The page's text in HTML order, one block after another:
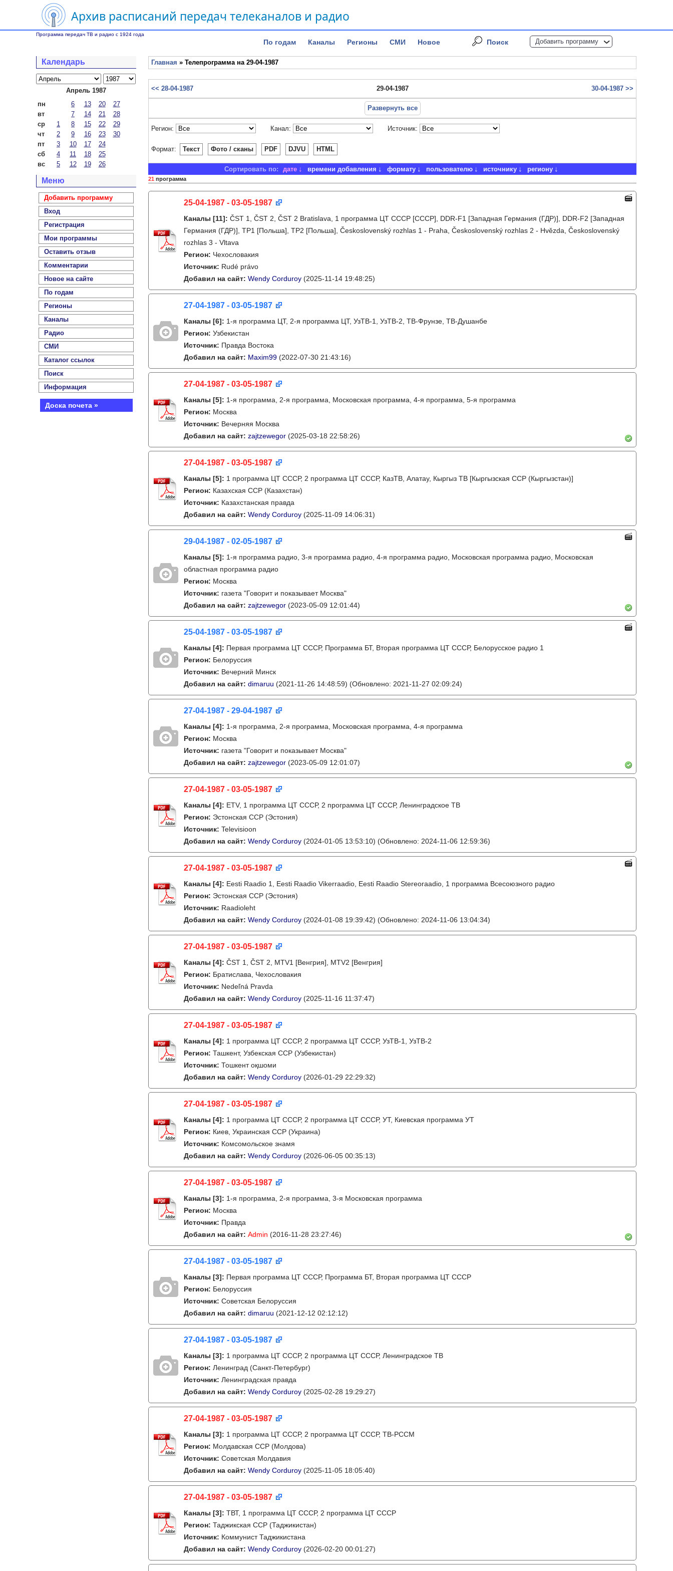
Архив расписаний передач телеканалов и радио
Программа передач ТВ и радио с 1924 года
По годам Каналы Регионы СМИ Новое Поиск Добавить программу
Календарь
Апрель 1987
пн
6 13 20
27
вт
7 14 21
28
ср
1 8 15 22
29
чт
2 9 16 23
30
пт
3 10 17
24
сб
4 11 18
25
вс
5 12 19 26
Меню
Добавить программу
Вход
Регистрация
Мои программы
Оставить отзыв
Комментарии
Новое на сайте
По годам
Регионы
Каналы
Радио
СМИ
Каталог ссылок
Поиск
Информация
Доска почета »
Главная » Телепрограмма на 29-04-1987
<< 28-04-1987 29-04-1987 30-04-1987 >>
Развернуть все
Регион: Канал: Источник:
Формат: Текст Фото / сканы PDF DJVU HTML
Сортировать по: дате времени добавления формату пользователю источнику региону
21 программа
25-04-1987 - 03-05-1987
Каналы [11]: ČST 1, ČST 2, ČST 2 Bratislava, 1 программа ЦТ СССР [СССР], DDR-F1 [Западная Германия (ГДР)], DDR-F2 [Западная
Германия (ГДР)], TP1 [Польша], TP2 [Польша], Československý rozhlas 1 - Praha, Československý rozhlas 2 - Hvězda, Československý
rozhlas 3 - Vltava
Регион: Чехословакия
Источник: Rudé právo
Добавил на сайт: Wendy Corduroy (2025-11-14 19:48:25)
27-04-1987 - 03-05-1987
Каналы [6]: 1-я программа ЦТ, 2-я программа ЦТ, УзТВ-1, УзТВ-2, ТВ-Фрунзе, ТВ-Душанбе
Регион: Узбекистан
Источник: Правда Востока
Добавил на сайт: Maxim99 (2022-07-30 21:43:16)
27-04-1987 - 03-05-1987
Каналы [5]: 1-я программа, 2-я программа, Московская программа, 4-я программа, 5-я программа
Регион: Москва
Источник: Вечерняя Москва
Добавил на сайт: zajtzewegor (2025-03-18 22:58:26)
27-04-1987 - 03-05-1987
Каналы [5]: 1 программа ЦТ СССР, 2 программа ЦТ СССР, КазТВ, Алатау, Кыргыз ТВ [Кыргызская ССР (Кыргызстан)]
Регион: Казахская ССР (Казахстан)
Источник: Казахстанская правда
Добавил на сайт: Wendy Corduroy (2025-11-09 14:06:31)
29-04-1987 - 02-05-1987
Каналы [5]: 1-я программа радио, 3-я программа радио, 4-я программа радио, Московская программа радио, Московская
областная программа радио
Регион: Москва
Источник: газета "Говорит и показывает Москва"
Добавил на сайт: zajtzewegor (2023-05-09 12:01:44)
25-04-1987 - 03-05-1987
Каналы [4]: Первая программа ЦТ СССР, Программа БТ, Вторая программа ЦТ СССР, Белорусское радио 1
Регион: Белоруссия
Источник: Вечерний Минск
Добавил на сайт: dimaruu (2021-11-26 14:48:59) (Обновлено: 2021-11-27 02:09:24)
27-04-1987 - 29-04-1987
Каналы [4]: 1-я программа, 2-я программа, Московская программа, 4-я программа
Регион: Москва
Источник: газета "Говорит и показывает Москва"
Добавил на сайт: zajtzewegor (2023-05-09 12:01:07)
27-04-1987 - 03-05-1987
Каналы [4]: ETV, 1 программа ЦТ СССР, 2 программа ЦТ СССР, Ленинградское ТВ
Регион: Эстонская ССР (Эстония)
Источник: Televisioon
Добавил на сайт: Wendy Corduroy (2024-01-05 13:53:10) (Обновлено: 2024-11-06 12:59:36)
27-04-1987 - 03-05-1987
Каналы [4]: Eesti Raadio 1, Eesti Raadio Vikerraadio, Eesti Raadio Stereoraadio, 1 программа Всесоюзного радио
Регион: Эстонская ССР (Эстония)
Источник: Raadioleht
Добавил на сайт: Wendy Corduroy (2024-01-08 19:39:42) (Обновлено: 2024-11-06 13:04:34)
27-04-1987 - 03-05-1987
Каналы [4]: ČST 1, ČST 2, MTV1 [Венгрия], MTV2 [Венгрия]
Регион: Братислава, Чехословакия
Источник: Nedeľná Pravda
Добавил на сайт: Wendy Corduroy (2025-11-16 11:37:47)
27-04-1987 - 03-05-1987
Каналы [4]: 1 программа ЦТ СССР, 2 программа ЦТ СССР, УзТВ-1, УзТВ-2
Регион: Ташкент, Узбекская ССР (Узбекистан)
Источник: Тошкент оқшоми
Добавил на сайт: Wendy Corduroy (2026-01-29 22:29:32)
27-04-1987 - 03-05-1987
Каналы [4]: 1 программа ЦТ СССР, 2 программа ЦТ СССР, УТ, Киевская программа УТ
Регион: Киев, Украинская ССР (Украина)
Источник: Комсомольское знамя
Добавил на сайт: Wendy Corduroy (2026-06-05 00:35:13)
27-04-1987 - 03-05-1987
Каналы [3]: 1-я программа, 2-я программа, 3-я Московская программа
Регион: Москва
Источник: Правда
Добавил на сайт: Admin (2016-11-28 23:27:46)
27-04-1987 - 03-05-1987
Каналы [3]: Первая программа ЦТ СССР, Программа БТ, Вторая программа ЦТ СССР
Регион: Белоруссия
Источник: Советская Белоруссия
Добавил на сайт: dimaruu (2021-12-12 02:12:12)
27-04-1987 - 03-05-1987
Каналы [3]: 1 программа ЦТ СССР, 2 программа ЦТ СССР, Ленинградское ТВ
Регион: Ленинград (Санкт-Петербург)
Источник: Ленинградская правда
Добавил на сайт: Wendy Corduroy (2025-02-28 19:29:27)
27-04-1987 - 03-05-1987
Каналы [3]: 1 программа ЦТ СССР, 2 программа ЦТ СССР, ТВ-РССМ
Регион: Молдавская ССР (Молдова)
Источник: Советская Молдавия
Добавил на сайт: Wendy Corduroy (2025-11-05 18:05:40)
27-04-1987 - 03-05-1987
Каналы [3]: ТВТ, 1 программа ЦТ СССР, 2 программа ЦТ СССР
Регион: Таджикская ССР (Таджикистан)
Источник: Коммунист Таджикистана
Добавил на сайт: Wendy Corduroy (2026-02-20 00:01:27)